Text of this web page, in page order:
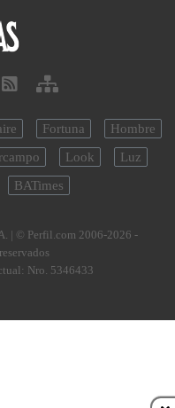
Fortuna
Hombre
Look
Luz
BATimes
| © Perfil.com 2006-2026 -
Nro. 5346433